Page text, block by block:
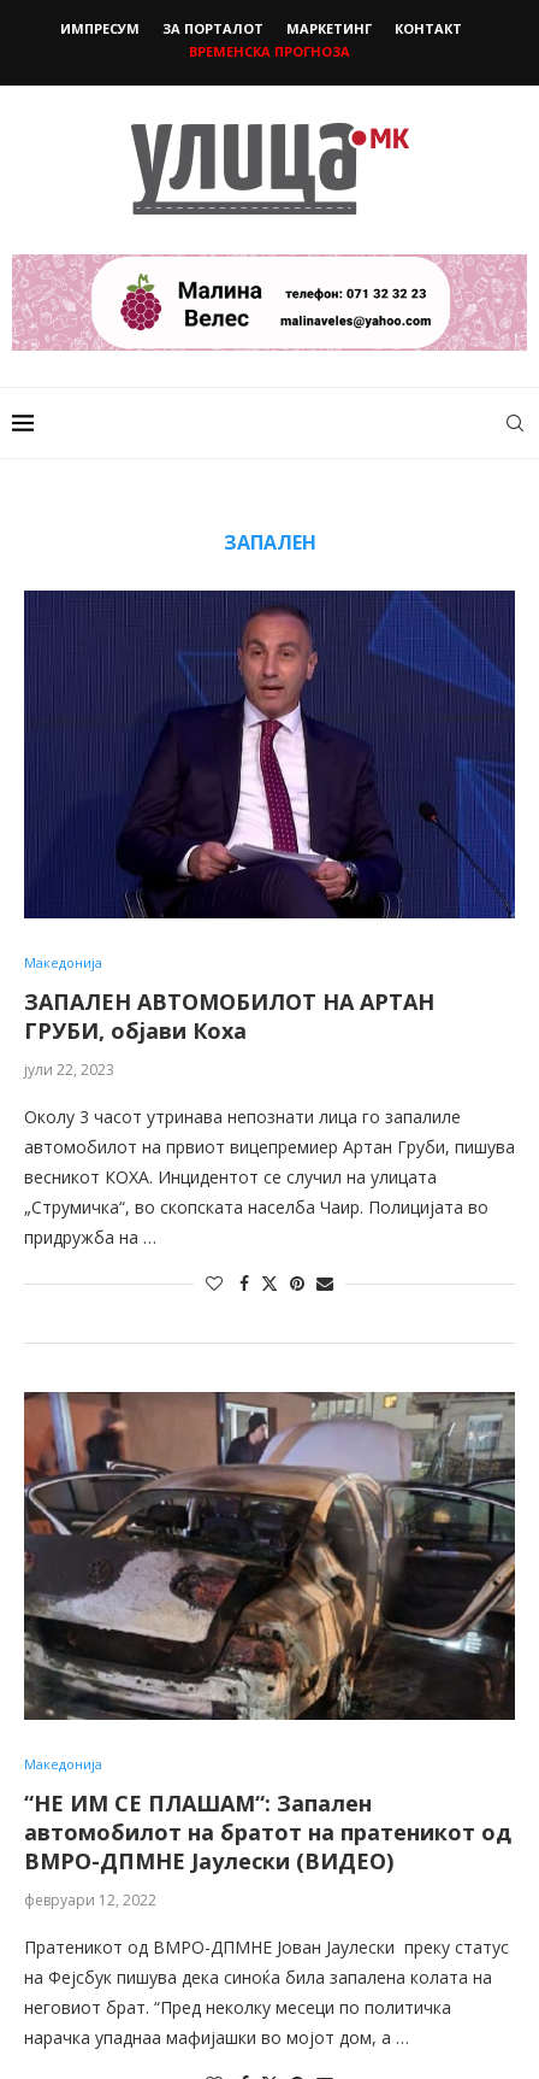
ИМПРЕСУМ ЗА ПОРТАЛОТ МАРКЕТИНГ
КОНТАКТ
ВРЕМЕНСКА ПРОГНОЗА
ЗАПАЛЕН
Македонија
ЗАПАЛЕН АВТОМОБИЛОТ НА АРТАН
ГРУБИ, објави Коха
јули 22, 2023
Околу 3 часот утринава непознати лица го запалиле
автомобилот на првиот вицепремиер Артан Груби, пишува
весникот КОХА. Инцидентот се случил на улицата
„Струмичка“, во скопската населба Чаир. Полицијата во
придружба на …
Македонија
“НЕ ИМ СЕ ПЛАШАМ“: Запален
автомобилот на братот на пратеникот од
ВМРО-ДПМНЕ Јаулески (ВИДЕО)
февруари 12, 2022
Пратеникот од ВМРО-ДПМНЕ Јован Јаулески преку статус
на Фејсбук пишува дека синоќа била запалена колата на
неговиот брат. “Пред неколку месеци по политичка
нарачка упаднаа мафијашки во мојот дом, а …